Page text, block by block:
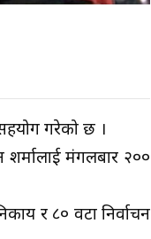
गरेको छ ।
शर्मालाई मंगलबार २००
र ८० वटा निर्वाचन